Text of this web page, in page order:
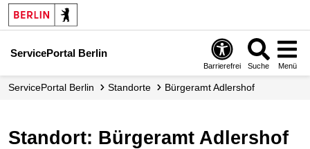
ServicePortal Berlin
Barrierefrei Suche Menü
ServicePortal Berlin Standorte Bürgeramt Adlershof
Standort: Bürgeramt Adlershof